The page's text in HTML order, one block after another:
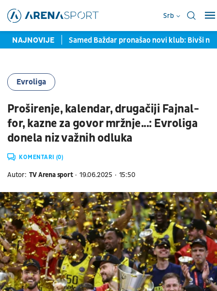
Srb
NAJNOVIJE
u Torontu Samed Baždar pronašao novi klub: Bivši
Evroliga
Proširenje, kalendar, drugačiji Fajnal-
for, kazne za govor mržnje...: Evroliga
donela niz važnih odluka
KOMENTARI (0)
Autor: TV Arena sport 19.06.2025 15:50